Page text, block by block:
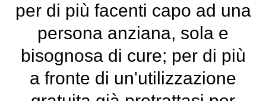
per di più facenti capo ad una
persona anziana, sola e
bisognosa di cure; per di più
a fronte di un'utilizzazione